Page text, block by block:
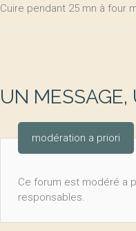
Cuire pendant 25 mn à four
UN
modération a priori
Ce forum est modéré a
responsables.